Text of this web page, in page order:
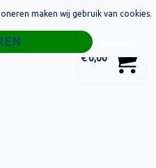
€ 0,00
maken wij gebruik van cookies.